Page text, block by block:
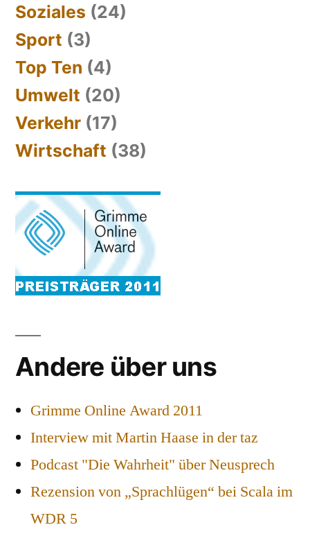
Soziales (24)
Sport (3)
Top Ten (4)
Umwelt (20)
Verkehr (17)
Wirtschaft (38)
Andere über uns
Grimme Online Award 2011
Interview mit Martin Haase in der taz
Podcast "Die Wahrheit" über Neusprech
Rezension von „Sprachlügen“ bei Scala im
WDR 5